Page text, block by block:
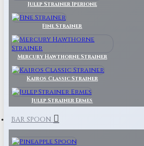
Julep Strainer Iperione
Fine Strainer
Mercury Hawthorne Strainer
Kairos Classic Strainer
Julep Strainer Ermes
BAR SPOON